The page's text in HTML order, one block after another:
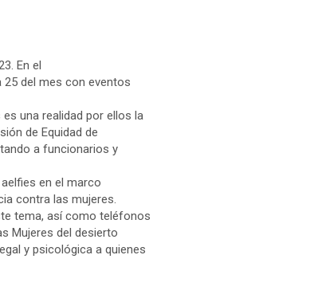
En el
del mes con eventos
una realidad por ellos la
de Equidad de
a funcionarios y
en el marco
contra las mujeres.
tema, así como teléfonos
Mujeres del desierto
y psicológica a quienes